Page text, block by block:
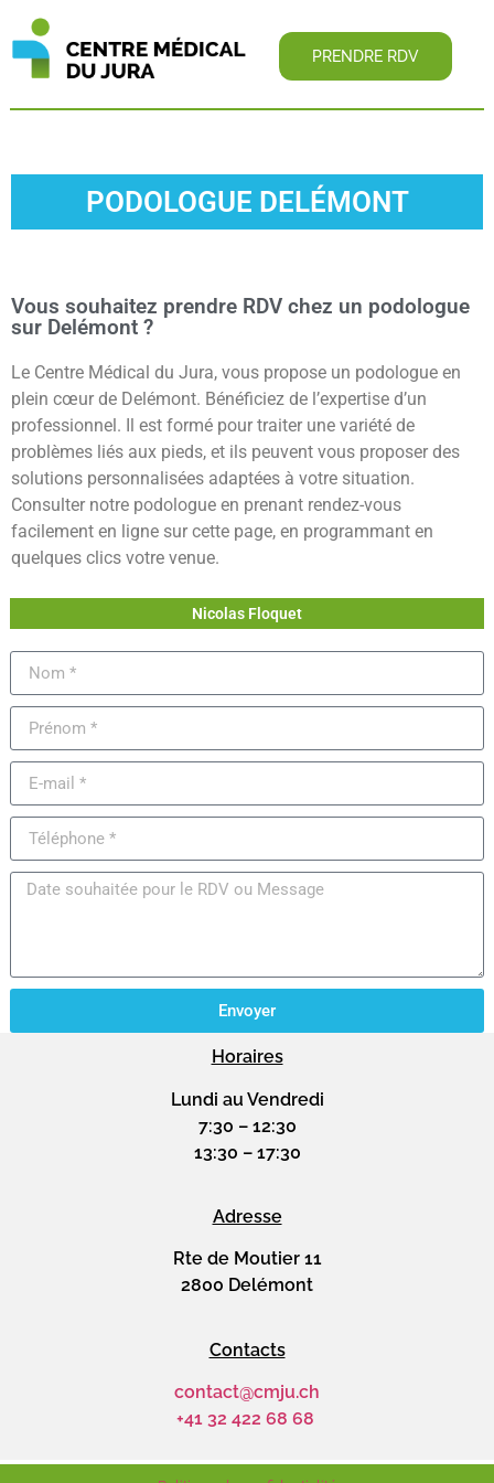
PRENDRE RDV
PODOLOGUE DELÉMONT
Vous souhaitez prendre RDV chez un podologue
sur Delémont ?
Le Centre Médical du Jura, vous propose un podologue en
plein cœur de Delémont. Bénéficiez de l’expertise d’un
professionnel. Il est formé pour traiter une variété de
problèmes liés aux pieds, et ils peuvent vous proposer des
solutions personnalisées adaptées à votre situation.
Consulter notre podologue en prenant rendez-vous
facilement en ligne sur cette page, en programmant en
quelques clics votre venue.
Nicolas Floquet
Envoyer
Horaires
Lundi au Vendredi
7:30 – 12:30
13:30 – 17:30
Adresse
Rte de Moutier 11
2800 Delémont
Contacts
contact@cmju.ch
+41 32 422 68 68